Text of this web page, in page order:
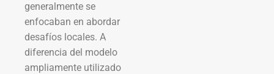
generalmente se
enfocaban en abordar
desafíos locales. A
diferencia del modelo
ampliamente utilizado